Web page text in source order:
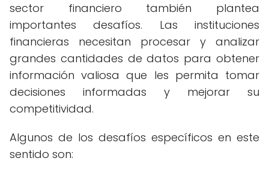
sector financiero también plantea
importantes desafíos. Las instituciones
financieras necesitan procesar y analizar
grandes cantidades de datos para obtener
información valiosa que les permita tomar
decisiones informadas y mejorar su
competitividad.
Algunos de los desafíos específicos en este
sentido son: